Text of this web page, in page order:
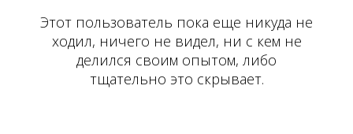
Этот пользователь пока еще никуда не
ходил, ничего не видел, ни с кем не
делился своим опытом, либо
тщательно это скрывает.